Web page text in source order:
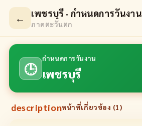
← เพชรบุรี · กำหนดการวันงาน
ภาคตะวันตก
🕒
กำหนดการวันงาน
เพชรบุรี
descriptionหน้าที่เกี่ยวข้อง (1)